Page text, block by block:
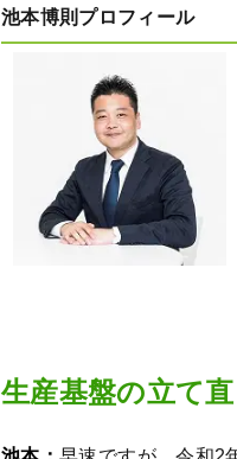
池本博則プロフィール
生産基盤の立て